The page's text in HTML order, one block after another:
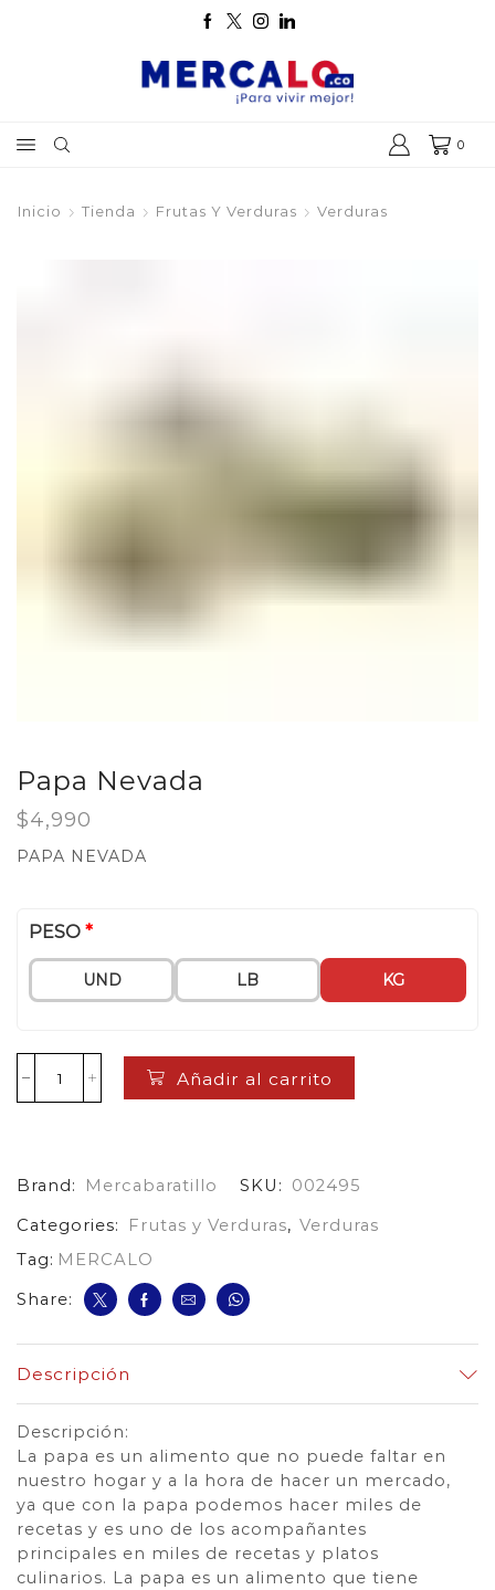
0
Inicio Tienda Frutas Y Verduras Verduras
Papa Nevada
$4,990
PAPA NEVADA
PESO *
UND LB KG
Papa
Nevada
Añadir al carrito
Brand: Mercabaratillo SKU:
002495
Categories:
Frutas y Verduras, Verduras
Tag: MERCALO
Share:
Descripción
Descripción:
La papa es un alimento que no puede faltar en
nuestro hogar y a la hora de hacer un mercado,
ya que con la papa podemos hacer miles de
recetas y es uno de los acompañantes
principales en miles de recetas y platos
culinarios. La papa es un alimento que tiene